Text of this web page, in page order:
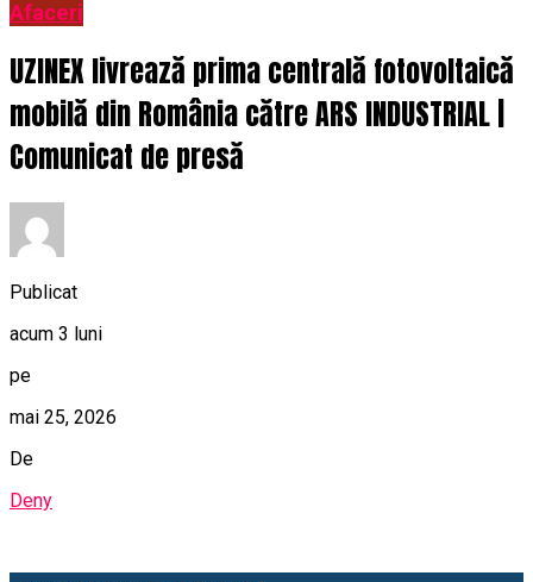
Afaceri
UZINEX livrează prima centrală fotovoltaică
mobilă din România către ARS INDUSTRIAL |
Comunicat de presă
Publicat
acum 3 luni
pe
mai 25, 2026
De
Deny